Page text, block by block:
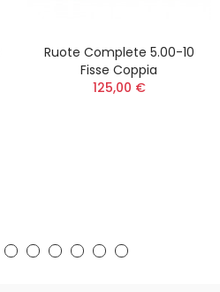
Ruote Complete 5.00-10
Fisse Coppia
125,00 €